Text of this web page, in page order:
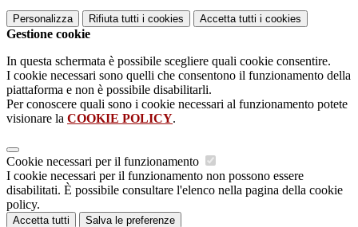
Personalizza Rifiuta tutti i cookies Accetta tutti i cookies
Gestione cookie
In questa schermata è possibile scegliere quali cookie consentire.
I cookie necessari sono quelli che consentono il funzionamento della
piattaforma e non è possibile disabilitarli.
Per conoscere quali sono i cookie necessari al funzionamento potete
visionare la COOKIE POLICY.
Cookie necessari per il funzionamento
I cookie necessari per il funzionamento non possono essere
disabilitati. È possibile consultare l'elenco nella pagina della cookie
policy.
Accetta tutti Salva le preferenze